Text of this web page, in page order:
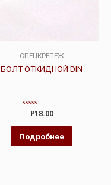
СПЕЦКРЕПЕЖ
БОЛТ ОТКИДНОЙ DIN
Оценка
из
Р18.00
Подробнее